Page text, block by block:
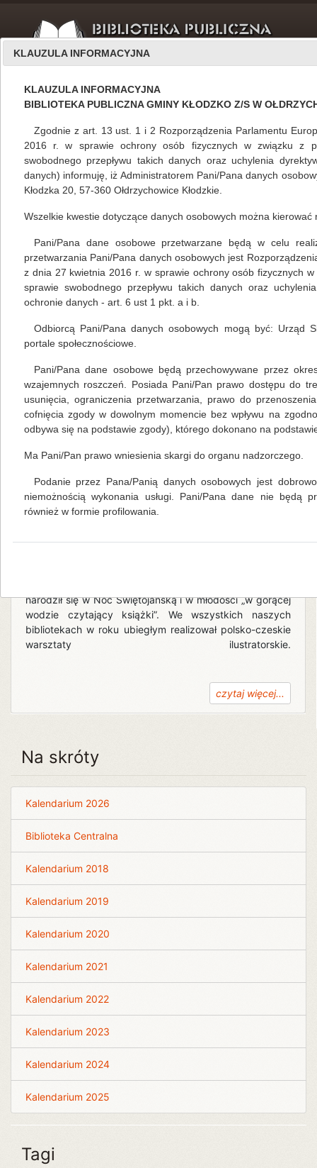
O nas edukacja czytelnicza
Grzegorz Pietrzykowski i jego pasje
Mariola Huzar, własne 13.04.2015
Nie tak dawno, gościem biblioteki centralnej
w Ołdrzychowicach Kłodzkich był pan
Grzegorz Pietrzykowski ze Świdwina – z
spotkania byli uczniowie miejscowej szkoły
podstawowej. Pan Grzegorz z ogromną pasją opowiadał
podwodnego. Zachęcał uczniów do zainteresowania się
nurkowaniem, udzielał porad i wskazówek, jak zostać
dobrym płetwonurkiem. Zaprezentował kombinezon i
całe wyposażenie do nurkowania, jako „model” wystąpi
czytaj więcej...
OŁDRZYCHOWICKA PODRÓŻ Z TUWIMEM
Mariola Huzar,własne
Biblioteka Publiczna Gminy Kłodzko w ramach
narodził się w Noc Świętojańską i w młodości „w gorącej
wodzie czytający książki”. We wszystkich naszych
bibliotekach w roku ubiegłym realizował polsko-czeskie
warsztaty ilustratorskie.
czytaj więcej...
Na skróty
Kalendarium 2026
Biblioteka Centralna
Kalendarium 2018
Kalendarium 2019
Kalendarium 2020
Kalendarium 2021
Kalendarium 2022
Kalendarium 2023
Kalendarium 2024
Kalendarium 2025
Tagi
KLAUZULA INFORMACYJNA
KLAUZULA INFORMACYJNA
BIBLIOTEKA PUBLICZNA GMINY KŁODZKO Z/S W
Zgodnie z art. 13 ust. 1 i 2 Rozporządzenia Parlamentu
2016 r. w sprawie ochrony osób fizycznych w związku z
swobodnego przepływu takich danych oraz uchylenia
danych) informuję, iż Administratorem Pani/Pana danych
Kłodzka 20, 57-360 Ołdrzychowice Kłodzkie.
Wszelkie kwestie dotyczące danych osobowych można
Pani/Pana dane osobowe przetwarzane będą w celu
przetwarzania Pani/Pana danych osobowych jest
z dnia 27 kwietnia 2016 r. w sprawie ochrony osób fizycznych
sprawie swobodnego przepływu takich danych oraz
ochronie danych - art. 6 ust 1 pkt. a i b.
Odbiorcą Pani/Pana danych osobowych mogą być: Urząd
portale społecznościowe.
Pani/Pana dane osobowe będą przechowywane przez
wzajemnych roszczeń. Posiada Pani/Pan prawo dostępu do
usunięcia, ograniczenia przetwarzania, prawo do
cofnięcia zgody w dowolnym momencie bez wpływu na
odbywa się na podstawie zgody), którego dokonano na
Ma Pani/Pan prawo wniesienia skargi do organu nadzorczego.
Podanie przez Pana/Panią danych osobowych jest
niemożnością wykonania usługi. Pani/Pana dane nie będą
również w formie profilowania.